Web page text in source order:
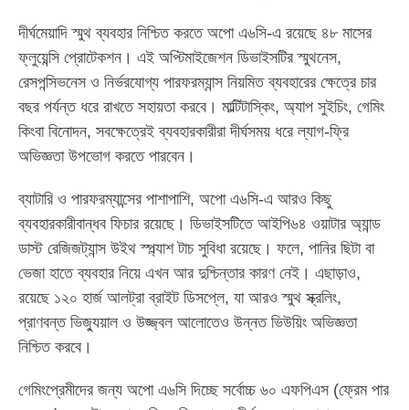
দীর্ঘমেয়াদি স্মুথ ব্যবহার নিশ্চিত করতে অপো এ৬সি-এ রয়েছে ৪৮ মাসের
ফ্লুয়েন্সি প্রোটেকশন। এই অপ্টিমাইজেশন ডিভাইসটির স্মুথনেস,
রেসপন্সিভনেস ও নির্ভরযোগ্য পারফরম্যান্স নিয়মিত ব্যবহারের ক্ষেত্রে চার
বছর পর্যন্ত ধরে রাখতে সহায়তা করবে। মাল্টিটাস্কিং, অ্যাপ সুইচিং, গেমিং
কিংবা বিনোদন, সবক্ষেত্রেই ব্যবহারকারীরা দীর্ঘসময় ধরে ল্যাগ-ফ্রি
অভিজ্ঞতা উপভোগ করতে পারবেন।
ব্যাটারি ও পারফরম্যান্সের পাশাপাশি, অপো এ৬সি-এ আরও কিছু
ব্যবহারকারীবান্ধব ফিচার রয়েছে। ডিভাইসটিতে আইপি৬৪ ওয়াটার অ্যান্ড
ডাস্ট রেজিজট্যান্স উইথ স্প্ল্যাশ টাচ সুবিধা রয়েছে। ফলে, পানির ছিটা বা
ভেজা হাতে ব্যবহার নিয়ে এখন আর দুশ্চিন্তার কারণ নেই। এছাড়াও,
রয়েছে ১২০ হার্জ আলট্রা ব্রাইট ডিসপ্লে, যা আরও স্মুথ স্ক্রলিং,
প্রাণবন্ত ভিজ্যুয়াল ও উজ্জ্বল আলোতেও উন্নত ভিউয়িং অভিজ্ঞতা
নিশ্চিত করবে।
গেমিংপ্রেমীদের জন্য অপো এ৬সি দিচ্ছে সর্বোচ্চ ৬০ এফপিএস (ফ্রেম পার